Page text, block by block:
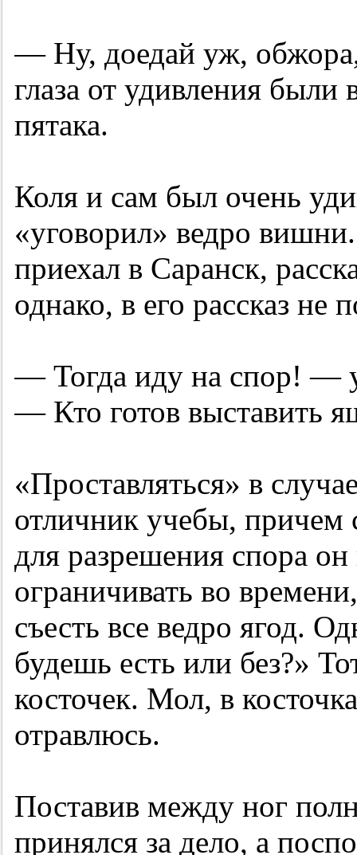
— Ну, доедай уж,
глаза от удивления
пятака.
Коля и сам был очень
«уговорил» ведро
приехал в Саранск,
однако, в его рассказ
— Тогда иду на спор! —
— Кто готов выставить
«Проставляться» в
отличник учебы, причем
для разрешения спора
ограничивать во
съесть все ведро ягод.
будешь есть или без?»
косточек. Мол, в
отравлюсь.
Поставив между ног
принялся за дело, а